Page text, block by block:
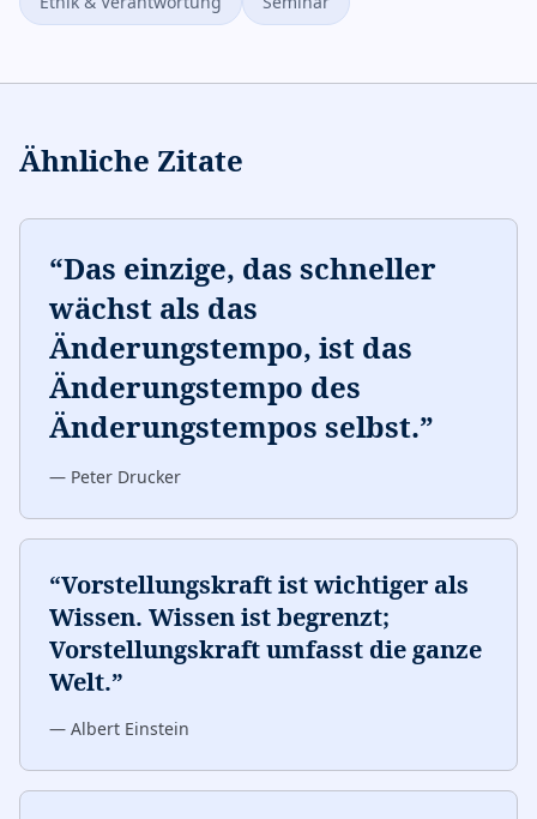
Ähnliche Zitate
“Das einzige, das schneller
wächst als das
Änderungstempo, ist das
Änderungstempo des
Änderungstempos selbst.”
— Peter Drucker
“Vorstellungskraft ist wichtiger als
Wissen. Wissen ist begrenzt;
Vorstellungskraft umfasst die ganze
Welt.”
— Albert Einstein